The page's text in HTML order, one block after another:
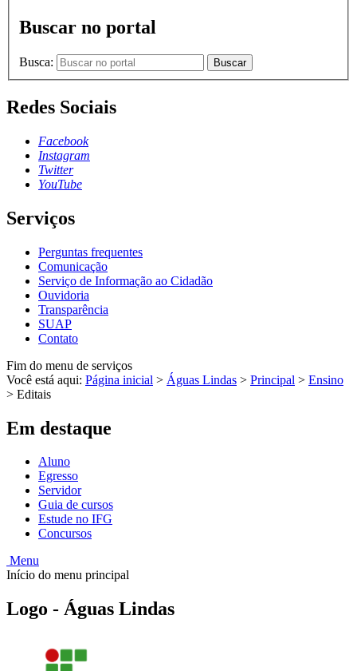
Buscar no portal
Busca: Buscar
Redes Sociais
Facebook
Instagram
Twitter
YouTube
Serviços
Perguntas frequentes
Comunicação
Serviço de Informação ao Cidadão
Ouvidoria
Transparência
SUAP
Contato
Fim do menu de serviços
Você está aqui: Página inicial > Águas Lindas > Principal > Ensino
> Editais
Em destaque
Aluno
Egresso
Servidor
Guia de cursos
Estude no IFG
Concursos
Menu
Início do menu principal
Logo - Águas Lindas